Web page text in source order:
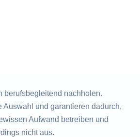
berufsbegleitend nachholen.
und garantieren dadurch,
Aufwand betreiben und
nicht aus.